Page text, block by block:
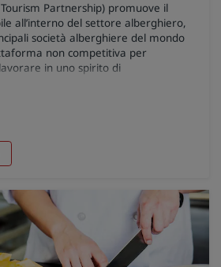
Tourism Partnership) promuove il
all’interno del settore alberghiero,
società alberghiere del mondo
non competitiva per
in uno spirito di
del programma Responsible
delle Nazioni Unite e
COP 21.